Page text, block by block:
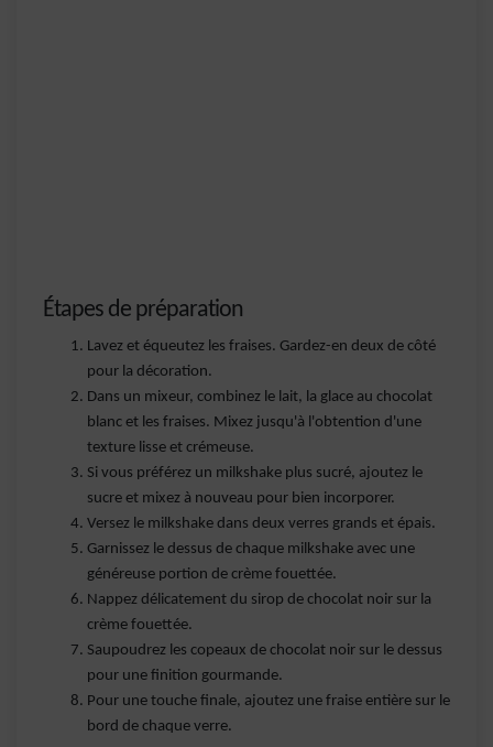
Étapes de préparation
Lavez et équeutez les fraises. Gardez-en deux de côté
pour la décoration.
Dans un mixeur, combinez le lait, la glace au chocolat
blanc et les fraises. Mixez jusqu'à l'obtention d'une
texture lisse et crémeuse.
Si vous préférez un milkshake plus sucré, ajoutez le
sucre et mixez à nouveau pour bien incorporer.
Versez le milkshake dans deux verres grands et épais.
Garnissez le dessus de chaque milkshake avec une
généreuse portion de crème fouettée.
Nappez délicatement du sirop de chocolat noir sur la
crème fouettée.
Saupoudrez les copeaux de chocolat noir sur le dessus
pour une finition gourmande.
Pour une touche finale, ajoutez une fraise entière sur le
bord de chaque verre.